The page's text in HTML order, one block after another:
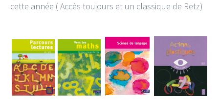
cette année ( Accès toujours et un classique de Retz)